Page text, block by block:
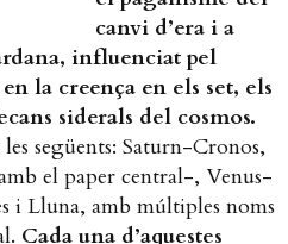
canvi d’era i a
influenciat pel
la creença en els set, els
siderals del cosmos.
següents: Saturn-Cronos,
el paper central-, Venus-
Lluna, amb múltiples noms
Cada una d’aquestes